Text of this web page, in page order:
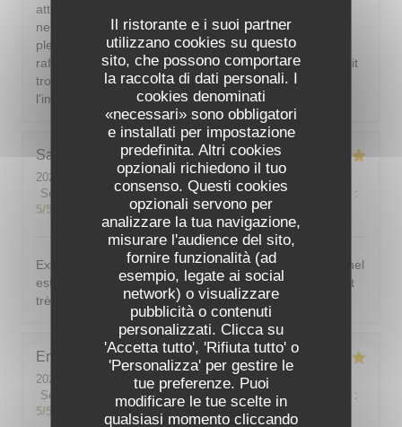
Il ristorante e i suoi partner
utilizzano cookies su questo
sito, che possono comportare
la raccolta di dati personali. I
cookies denominati
«necessari» sono obbligatori
e installati per impostazione
predefinita. Altri cookies
opzionali richiedono il tuo
consenso. Questi cookies
opzionali servono per
analizzare la tua navigazione,
misurare l'audience del sito,
fornire funzionalità (ad
esempio, legate ai social
network) o visualizzare
pubblicità o contenuti
personalizzati. Clicca su
'Accetta tutto', 'Rifiuta tutto' o
'Personalizza' per gestire le
tue preferenze. Puoi
modificare le tue scelte in
qualsiasi momento cliccando
attentionné est venu encaisser et, après le malentendu,
ne s'est même pas excusé correctement. De plus, en
plein été parisien, il est indispensable de pouvoir se
rafraîchir ; si la climatisation n'est pas possible, il faudrait
trouver une autre solution. J'aimerais dîner sans avoir
l'impression d'être dans un sauna.
Sarah-Lou
2026-08-03
- 19:30 - Ospiti 4
Servizio
Atmosfera: 5 /5 Cucina : 5/5 Qualità / Prezzo
:
5/5
Excellent ! Tout est délicieux, bien présentés, le personnel
est vraiment au top : accueillant, souriant, attentionné et
très professionnel. Je recommande sans hésiter !
Emilie
2026-08-05
- 20:30 - Ospiti 2
Servizio
Atmosfera: 5 /5 Cucina: 5/5 Qualità / Prezzo
:
5/5